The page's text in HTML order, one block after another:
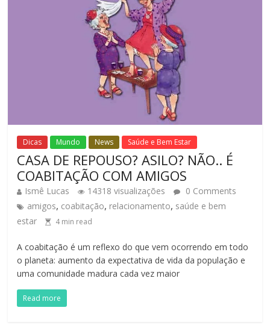
Dicas Mundo News Saúde e Bem Estar
CASA DE REPOUSO? ASILO? NÃO.. É
COABITAÇÃO COM AMIGOS
Ismê Lucas 14318 visualizações
0 Comments
amigos, coabitação, relacionamento, saúde e bem
estar
4min read
A coabitação é um reflexo do que vem ocorrendo em todo
o planeta: aumento da expectativa de vida da população e
uma comunidade madura cada vez maior
Read more